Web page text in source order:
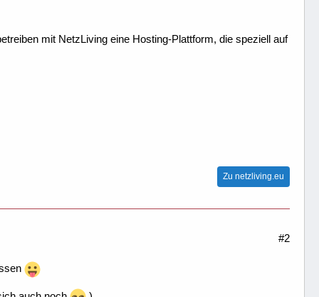
mit NetzLiving eine Hosting-Plattform, die speziell auf
Zu netzliving.eu
#2